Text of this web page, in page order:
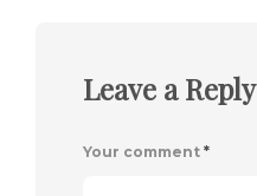
Leave a Reply
Your comment *